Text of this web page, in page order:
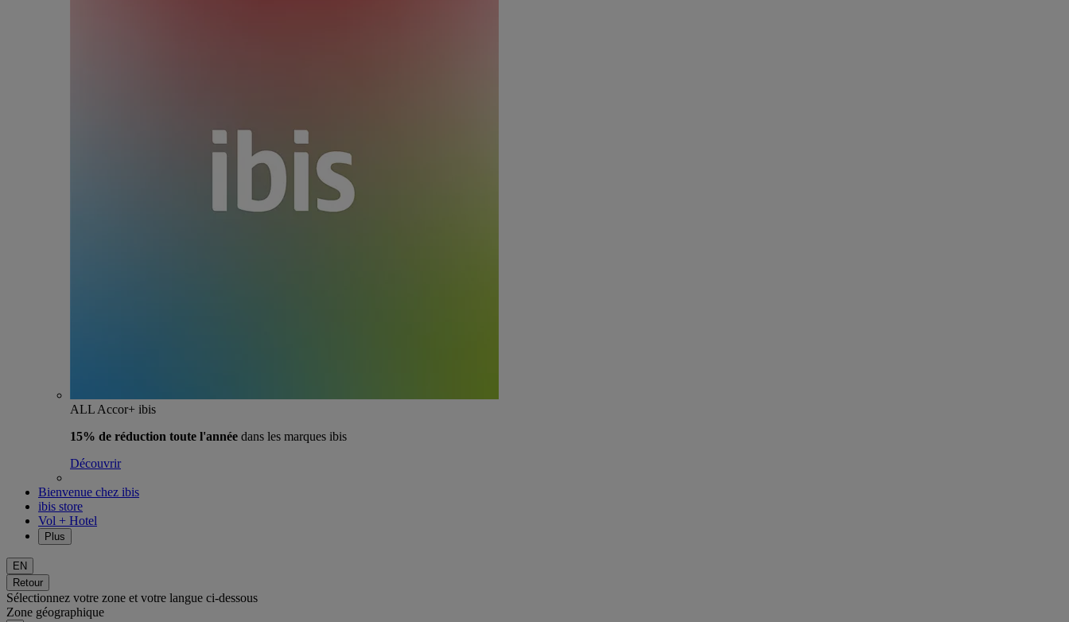
ALL Accor+ ibis
15% de réduction toute l'année dans les marques ibis
Découvrir
Bienvenue chez ibis
ibis store
Vol + Hotel
Plus
EN
Retour
Sélectionnez votre zone et votre langue ci-dessous
Zone géographique